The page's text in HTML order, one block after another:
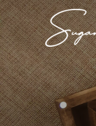
Zum
Inhalt
springen